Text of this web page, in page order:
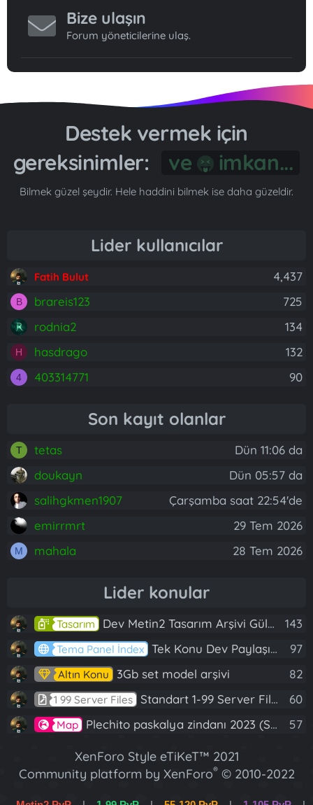
Bize ulaşın
Forum yöneticilerine ulaş.
Destek vermek için
gereksinimler:
Gönül...
Bilmek güzel şeydir. Hele haddini bilmek ise daha güzeldir.
Lider kullanıcılar
Fatih Bulut 4,437
B brareis123
725
rodnia2
134
H hasdrago 132
4 403314771 90
Son kayıt olanlar
T tetas
Dün 11:06 da
doukayn
Dün 05:57 da
salihgkmen1907
Çarşamba saat 22:54'de
emirrmrt
29 Tem 2026
M mahala 28 Tem 2026
Lider konular
Tasarım Dev Metin2 Tasarım Arşivi Güle Güle Kullanın 143
Tema Panel İndex Tek Konu Dev Paylaşım 10 Adet Server Tanıtım İndex 97
Altın Konu 3Gb set model arşivi 82
1 99 Server Files Standart 1-99 Server Files 60
Map Plechito paskalya zindanı 2023 (Spring Sanctuary dungeon) 57
XenForo Style eTiKeT™ 2021
Community platform by XenForo® © 2010-2022